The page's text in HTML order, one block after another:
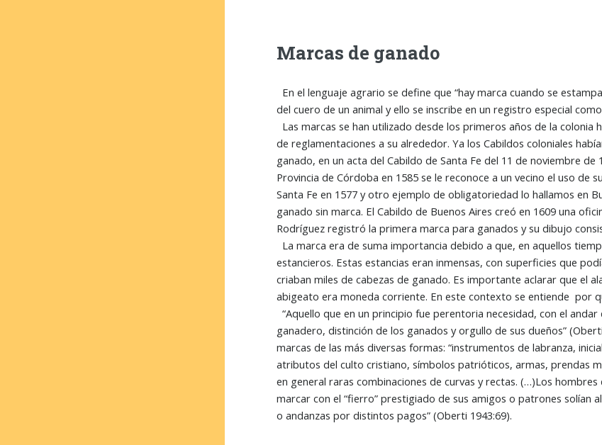
Marcas de ganado
En el lenguaje agrario se define que “hay marca cuando se
del cuero de un animal y ello se inscribe en un registro especial
Las marcas se han utilizado desde los primeros años de la
de reglamentaciones a su alrededor. Ya los Cabildos coloniales
ganado, en un acta del Cabildo de Santa Fe del 11 de noviembre
Provincia de Córdoba en 1585 se le reconoce a un vecino el uso
Santa Fe en 1577 y otro ejemplo de obligatoriedad lo hallamos en
ganado sin marca. El Cabildo de Buenos Aires creó en 1609 una
Rodríguez registró la primera marca para ganados y su dibujo
La marca era de suma importancia debido a que, en aquellos
estancieros. Estas estancias eran inmensas, con superficies que
criaban miles de cabezas de ganado. Es importante aclarar que el
abigeato era moneda corriente. En este contexto se entiende por
“Aquello que en un principio fue perentoria necesidad, con el
ganadero, distinción de los ganados y orgullo de sus dueños”
marcas de las más diversas formas: “instrumentos de labranza,
atributos del culto cristiano, símbolos patrióticos, armas, prendas
en general raras combinaciones de curvas y rectas. (…)Los
marcar con el “fierro” prestigiado de sus amigos o patrones solían
o andanzas por distintos pagos” (Oberti 1943:69).